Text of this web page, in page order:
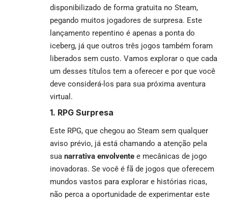
disponibilizado de forma gratuita no Steam,
pegando muitos jogadores de surpresa. Este
lançamento repentino é apenas a ponta do
iceberg, já que outros três jogos também foram
liberados sem custo. Vamos explorar o que cada
um desses títulos tem a oferecer e por que você
deve considerá-los para sua próxima aventura
virtual.
1. RPG Surpresa
Este RPG, que chegou ao Steam sem qualquer
aviso prévio, já está chamando a atenção pela
sua narrativa envolvente e mecânicas de jogo
inovadoras. Se você é fã de jogos que oferecem
mundos vastos para explorar e histórias ricas,
não perca a oportunidade de experimentar este